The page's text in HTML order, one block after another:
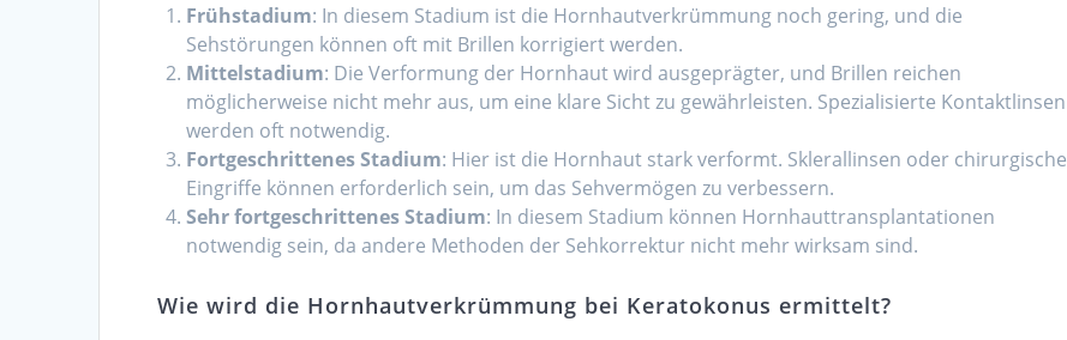
Frühstadium: In diesem Stadium ist die Hornhautverkrümmung noch gering, und die
Sehstörungen können oft mit Brillen korrigiert werden.
Mittelstadium: Die Verformung der Hornhaut wird ausgeprägter, und Brillen reichen
möglicherweise nicht mehr aus, um eine klare Sicht zu gewährleisten. Spezialisierte Kontaktlinsen
werden oft notwendig.
Fortgeschrittenes Stadium: Hier ist die Hornhaut stark verformt. Sklerallinsen oder chirurgische
Eingriffe können erforderlich sein, um das Sehvermögen zu verbessern.
Sehr fortgeschrittenes Stadium: In diesem Stadium können Hornhauttransplantationen
notwendig sein, da andere Methoden der Sehkorrektur nicht mehr wirksam sind.
Wie wird die Hornhautverkrümmung bei Keratokonus ermittelt?